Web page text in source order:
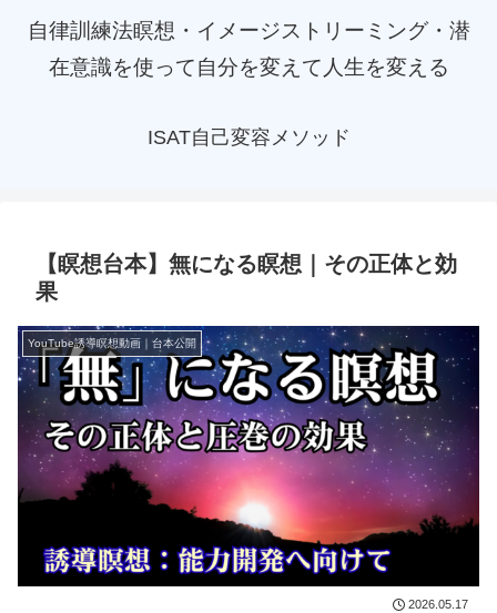
自律訓練法瞑想・イメージストリーミング・潜
在意識を使って自分を変えて人生を変える
ISAT自己変容メソッド
【瞑想台本】無になる瞑想｜その正体と効
果
YouTube誘導瞑想動画｜台本公開
2026.05.17